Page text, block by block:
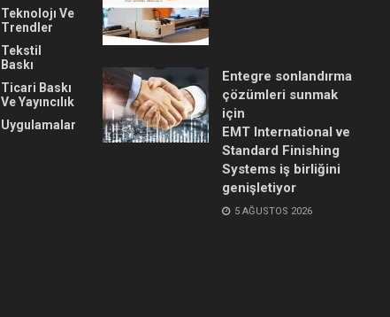
Teknolojı Ve
Trendler
Tekstil
Baskı
Ticari Baskı
Ve Yayıncılık
Uygulamalar
Entegre sonlandırma
çözümleri sunmak
için
EMT International ve
Standard Finishing
Systems iş birliğini
genişletiyor
5 AĞUSTOS 2026